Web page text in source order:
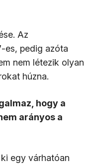
Az
es, pedig azóta
nem létezik olyan
húzna.
hogy a
arányos a
egy várhatóan